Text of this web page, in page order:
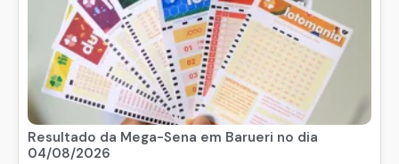
Resultado da Mega-Sena em Barueri no dia
04/08/2026